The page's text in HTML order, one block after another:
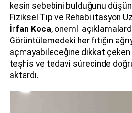
kesin sebebini bulduğunu
Fiziksel Tıp ve Rehabilitasyon
İrfan Koca, önemli
Görüntülemedeki her fıtığın
açmayabileceğine dikkat çeken
teşhis ve tedavi sürecinde
aktardı.